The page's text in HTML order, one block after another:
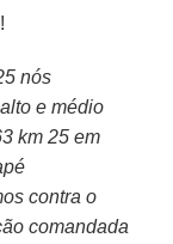
nós
e médio
km 25 em
contra o
comandada